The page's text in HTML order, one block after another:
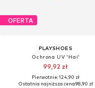
OFERTA
PLAYSHOES
Ochrona UV 'Hai'
99,92 zł
Pierwotnie: 124,90 zł
Ostatnia najniższa cena:98,90 zł